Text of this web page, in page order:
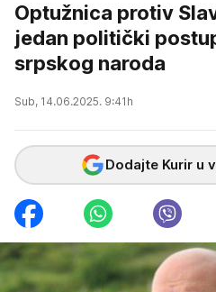
Optužnica protiv
jedan politički
srpskog naroda
Sub, 14.06.2025. 9:41h
Dodajte Kurir u